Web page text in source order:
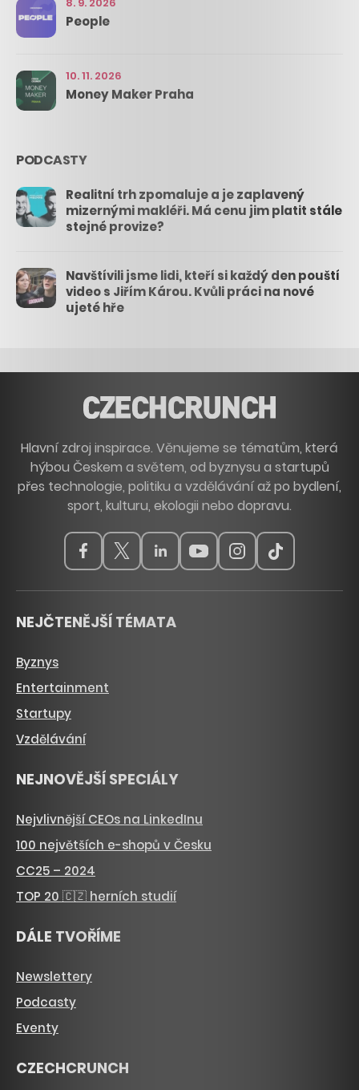
8. 9. 2026
People
10. 11. 2026
Money Maker Praha
PODCASTY
Realitní trh zpomaluje a je zaplavený
mizernými makléři. Má cenu jim platit stále
stejné provize?
Navštívili jsme lidi, kteří si každý den pouští
video s Jiřím Károu. Kvůli práci na nové
ujeté hře
Hlavní zdroj inspirace. Věnujeme se tématům, která
hýbou Českem a světem, od byznysu a startupů
přes technologie, politiku a vzdělávání až po bydlení,
sport, kulturu, ekologii nebo dopravu.
NEJČTENĚJŠÍ TÉMATA
Byznys
Entertainment
Startupy
Vzdělávání
NEJNOVĚJŠÍ SPECIÁLY
Nejvlivnější CEOs na LinkedInu
100 největších e-shopů v Česku
CC25 – 2024
TOP 20 🇨🇿 herních studií
DÁLE TVOŘÍME
Newslettery
Podcasty
Eventy
CZECHCRUNCH